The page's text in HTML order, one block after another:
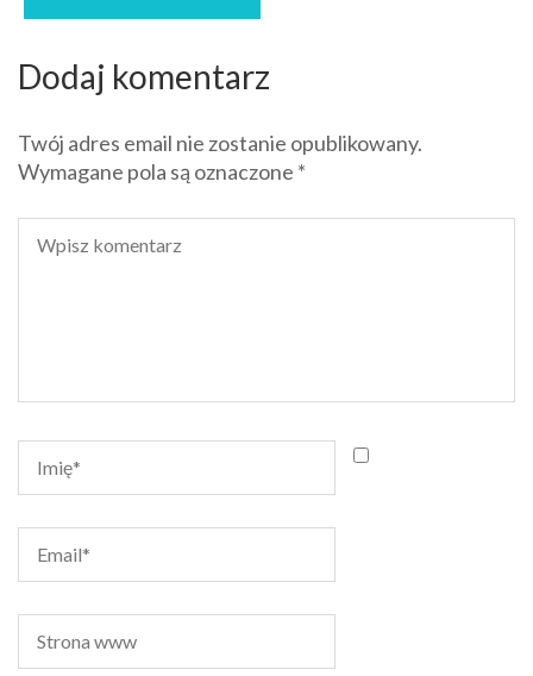
Dodaj komentarz
Twój adres email nie zostanie opublikowany.
Wymagane pola są oznaczone *